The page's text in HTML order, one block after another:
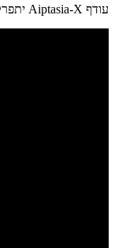
עודף Aiptasia-X יתפרק עם הזמן מבלי לגרום כל נזק לשונית.